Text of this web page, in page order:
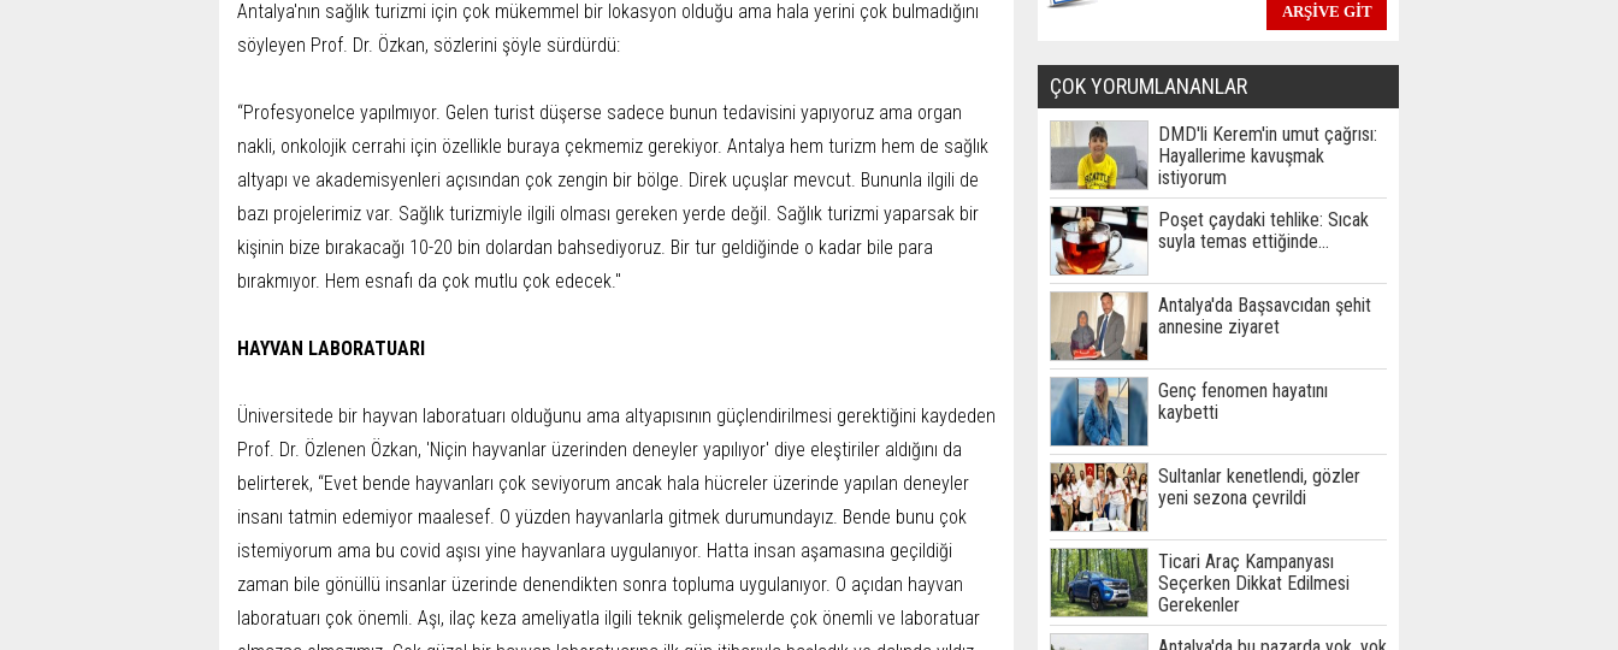
Antalya'nın sağlık turizmi için çok mükemmel bir lokasyon olduğu ama hala yerini çok bulmadığını
söyleyen Prof. Dr. Özkan, sözlerini şöyle sürdürdü:
“Profesyonelce yapılmıyor. Gelen turist düşerse sadece bunun tedavisini yapıyoruz ama organ
nakli, onkolojik cerrahi için özellikle buraya çekmemiz gerekiyor. Antalya hem turizm hem de sağlık
altyapı ve akademisyenleri açısından çok zengin bir bölge. Direk uçuşlar mevcut. Bununla ilgili de
bazı projelerimiz var. Sağlık turizmiyle ilgili olması gereken yerde değil. Sağlık turizmi yaparsak bir
kişinin bize bırakacağı 10-20 bin dolardan bahsediyoruz. Bir tur geldiğinde o kadar bile para
bırakmıyor. Hem esnafı da çok mutlu çok edecek."
HAYVAN LABORATUARI
Üniversitede bir hayvan laboratuarı olduğunu ama altyapısının güçlendirilmesi gerektiğini kaydeden
Prof. Dr. Özlenen Özkan, 'Niçin hayvanlar üzerinden deneyler yapılıyor' diye eleştiriler aldığını da
belirterek, “Evet bende hayvanları çok seviyorum ancak hala hücreler üzerinde yapılan deneyler
insanı tatmin edemiyor maalesef. O yüzden hayvanlarla gitmek durumundayız. Bende bunu çok
istemiyorum ama bu covid aşısı yine hayvanlara uygulanıyor. Hatta insan aşamasına geçildiği
zaman bile gönüllü insanlar üzerinde denendikten sonra topluma uygulanıyor. O açıdan hayvan
laboratuarı çok önemli. Aşı, ilaç keza ameliyatla ilgili teknik gelişmelerde çok önemli ve laboratuar
ÇOK YORUMLANANLAR
DMD'li Kerem'in umut çağrısı:
Hayallerime kavuşmak
istiyorum
Poşet çaydaki tehlike: Sıcak
suyla temas ettiğinde...
Antalya'da Başsavcıdan şehit
annesine ziyaret
Genç fenomen hayatını
kaybetti
Sultanlar kenetlendi, gözler
yeni sezona çevrildi
Ticari Araç Kampanyası
Seçerken Dikkat Edilmesi
Gerekenler